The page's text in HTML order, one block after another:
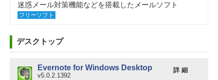
迷惑メール対策機能などを搭載したメールソフト
フリーソフト
デスクトップ
Evernote for Windows Desktop
v5.0.2.1392
詳 細